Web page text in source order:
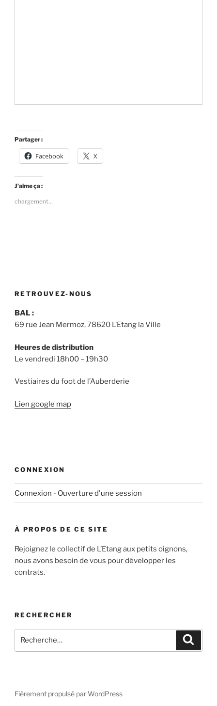
Partager :
Facebook X
J’aime ça :
chargement…
RETROUVEZ-NOUS
BAL :
69 rue Jean Mermoz, 78620 L’Etang la Ville
Heures de distribution
Le vendredi 18h00 – 19h30
Vestiaires du foot de l’Auberderie
Lien google map
CONNEXION
Connexion - Ouverture d'une session
À PROPOS DE CE SITE
Rejoignez le collectif de L’Etang aux petits oignons,
nous avons besoin de vous pour développer les
contrats.
RECHERCHER
pour
Fièrement propulsé par WordPress